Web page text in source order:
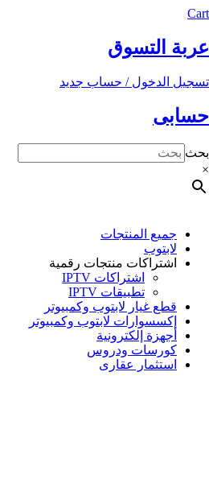
Cart
عربة التسوق
تسجيل الدخول / حساب جديد
حسابى
بحث
×
جميع المنتجات
لابتوب
اشتراكات منتجات رقمية
اشتراكات IPTV
تطبيقات IPTV
قطع غيار لابتوب وكمبيوتر
إكسسوارات لابتوب وكمبيوتر
أجهزة إلكترونية
كورسات ودروس
استثمار عقارى